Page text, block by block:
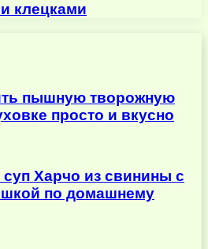
клецками
пышную творожную
просто и вкусно
Харчо из свинины с
по домашнему